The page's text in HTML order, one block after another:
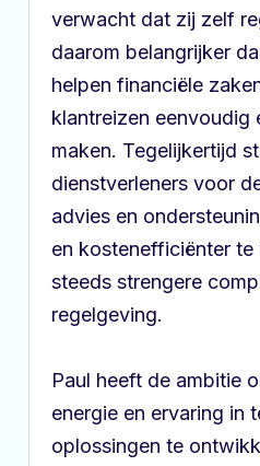
verwacht dat zij zelf
daarom belangrijker
helpen financiële
klantreizen eenvoudig
maken. Tegelijkertijd
dienstverleners voor
advies en
en kostenefficiënter te
steeds strengere
regelgeving.
Paul heeft de ambitie
energie en ervaring in
oplossingen te